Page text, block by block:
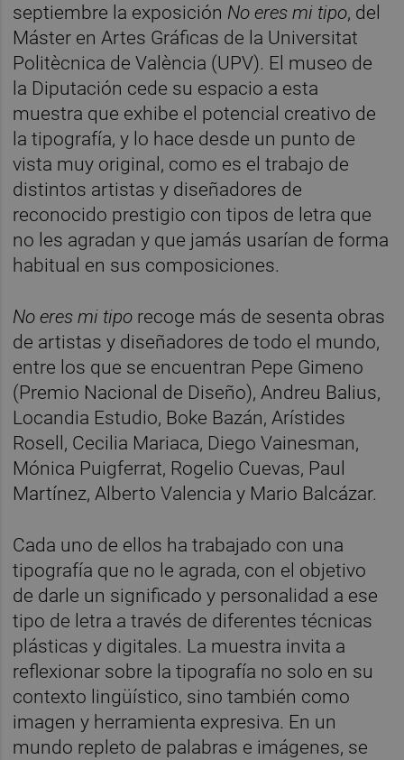
septiembre la exposición No eres mi tipo, del
Máster en Artes Gráficas de la Universitat
Politècnica de València (UPV). El museo de
la Diputación cede su espacio a esta
muestra que exhibe el potencial creativo de
la tipografía, y lo hace desde un punto de
vista muy original, como es el trabajo de
distintos artistas y diseñadores de
reconocido prestigio con tipos de letra que
no les agradan y que jamás usarían de forma
habitual en sus composiciones.
No eres mi tipo recoge más de sesenta obras
de artistas y diseñadores de todo el mundo,
entre los que se encuentran Pepe Gimeno
(Premio Nacional de Diseño), Andreu Balius,
Locandia Estudio, Boke Bazán, Arístides
Rosell, Cecilia Mariaca, Diego Vainesman,
Mónica Puigferrat, Rogelio Cuevas, Paul
Martínez, Alberto Valencia y Mario Balcázar.
Cada uno de ellos ha trabajado con una
tipografía que no le agrada, con el objetivo
de darle un significado y personalidad a ese
tipo de letra a través de diferentes técnicas
plásticas y digitales. La muestra invita a
reflexionar sobre la tipografía no solo en su
contexto lingüístico, sino también como
imagen y herramienta expresiva. En un
mundo repleto de palabras e imágenes, se